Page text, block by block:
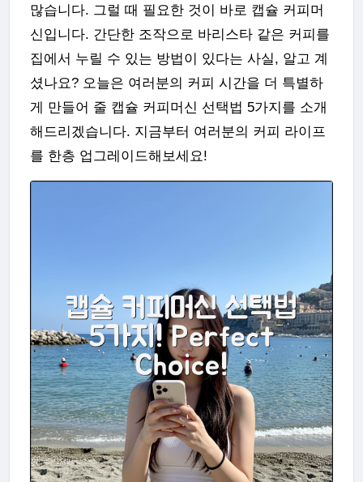
많습니다. 그럴 때 필요한 것이 바로 캡슐 커피머
신입니다. 간단한 조작으로 바리스타 같은 커피를
집에서 누릴 수 있는 방법이 있다는 사실, 알고 계
셨나요? 오늘은 여러분의 커피 시간을 더 특별하
게 만들어 줄 캡슐 커피머신 선택법 5가지를 소개
해드리겠습니다. 지금부터 여러분의 커피 라이프
를 한층 업그레이드해보세요!